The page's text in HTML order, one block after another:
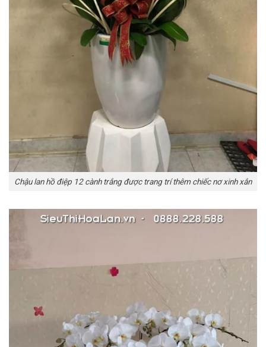
Chậu lan hồ điệp 12 cành trắng được trang trí thêm chiếc nơ xinh xắn